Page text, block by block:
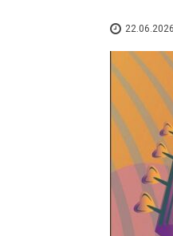
22.06.2026